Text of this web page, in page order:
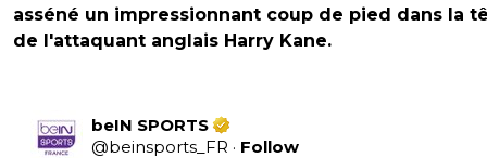
asséné un impressionnant coup de pied dans la
de l'attaquant anglais Harry Kane.
beIN SPORTS
@beinsports_FR · Follow